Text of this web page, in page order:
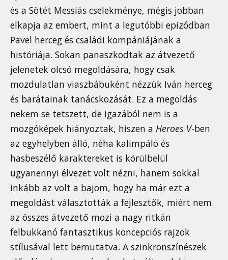
és a Sötét Messiás cselekménye, mégis jobban
elkapja az embert, mint a legutóbbi epizódban
Pavel herceg és családi kompániájának a
históriája. Sokan panaszkodtak az átvezető
jelenetek olcsó megoldására, hogy csak
mozdulatlan viaszbábuként nézzük Iván herceg
és barátainak tanácskozását. Ez a megoldás
nekem se tetszett, de igazából nem is a
mozgóképek hiányoztak, hiszen a Heroes V-ben
az egyhelyben álló, néha kalimpáló és
hasbeszélő karaktereket is körülbelül
ugyanennyi élvezet volt nézni, hanem sokkal
inkább az volt a bajom, hogy ha már ezt a
megoldást választották a fejlesztők, miért nem
az összes átvezető mozi a nagy ritkán
felbukkanó fantasztikus koncepciós rajzok
stílusával lett bemutatva. A szinkronszínészek